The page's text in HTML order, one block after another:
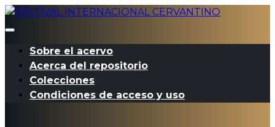
Sobre el acervo
Acerca del repositorio
Colecciones
Condiciones de acceso y uso